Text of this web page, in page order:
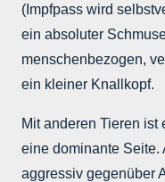
(Impfpass wird
ein absoluter
menschenbezogen,
ein kleiner Knallkopf.
Mit anderen Tieren ist
eine dominante Seite.
aggressiv gegenüber